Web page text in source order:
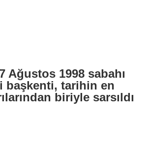
Ağustos 1998 sabahı
başkenti, tarihin en
biriyle sarsıldı